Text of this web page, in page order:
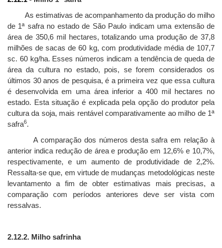
As estimativas de acompanhamento da produção do milho
de 1ª safra no estado de São Paulo indicam uma extensão de
área de 350,6 mil hectares, totalizando uma produção de 37,8
milhões de sacas de 60 kg, com produtividade média de 107,7
sc. 60 kg/ha. Esses números indicam a tendência de queda de
área da cultura no estado, pois, se forem considerados os
últimos 30 anos de pesquisa, é a primeira vez que essa cultura
é desenvolvida em uma área inferior a 400 mil hectares no
estado. Esta situação é explicada pela opção do produtor pela
cultura da soja, mais rentável comparativamente ao milho de 1ª
safra6.
A comparação dos números desta safra em relação à
anterior indica redução de área e produção em 12,6% e 10,7%,
respectivamente, e um aumento de produtividade de 2,2%.
Ressalta-se que, em virtude de mudanças metodológicas neste
levantamento a fim de obter estimativas mais precisas, a
comparação com períodos anteriores deve ser vista com
ressalvas.
2.12.2. Milho safrinha